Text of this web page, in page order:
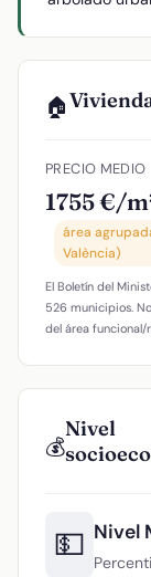
🏠
PRECIO MEDIO
1755 €/
área
València)
El Boletín del
526 municipios.
del área funcional/
💰
Nivel
💵 Nivel